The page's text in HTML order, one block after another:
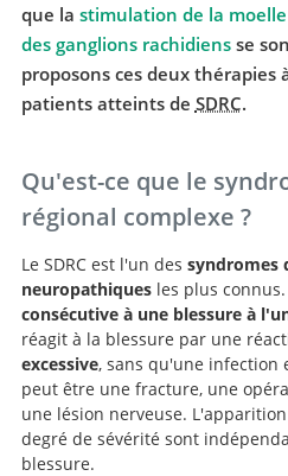
que la stimulation de la
des ganglions rachidiensse
proposons ces deux thérapies
patients atteints de SDRC.
Qu'est-ce que le
régional complexe ?
Le SDRC est l'un des syndromes
neuropathiquesles plus
consécutive à une blessure à
réagit à la blessure par une
excessive, sans qu'une infection
peut être une fracture, une
une lésion nerveuse.
degré de sévérité sont
blessure.